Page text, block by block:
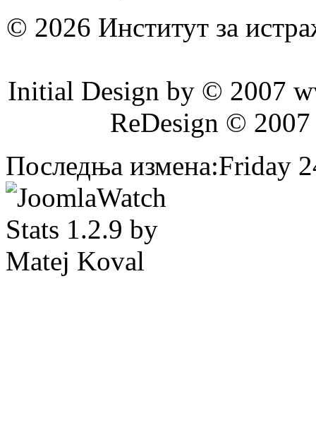
© 2026 Институт за
Initial Design by © 2007
ReDesign ©
Последња измена:Friday